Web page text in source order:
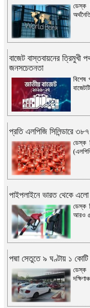
ডেস্ক
বাজেট বাস্তবায়নের ত্রিমুখী
জনসচেতনতা
বিশেষ
প্রতি এলপিজি সিলিন্ডারে
ডেস্ক
পাইপলাইনে ভারত থেকে
ডেস্ক
আরও ৫
পদ্মা সেতুতে ৯ ঘণ্টায় ১
ডেস্ক